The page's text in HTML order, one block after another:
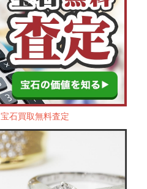
宝石買取無料査定